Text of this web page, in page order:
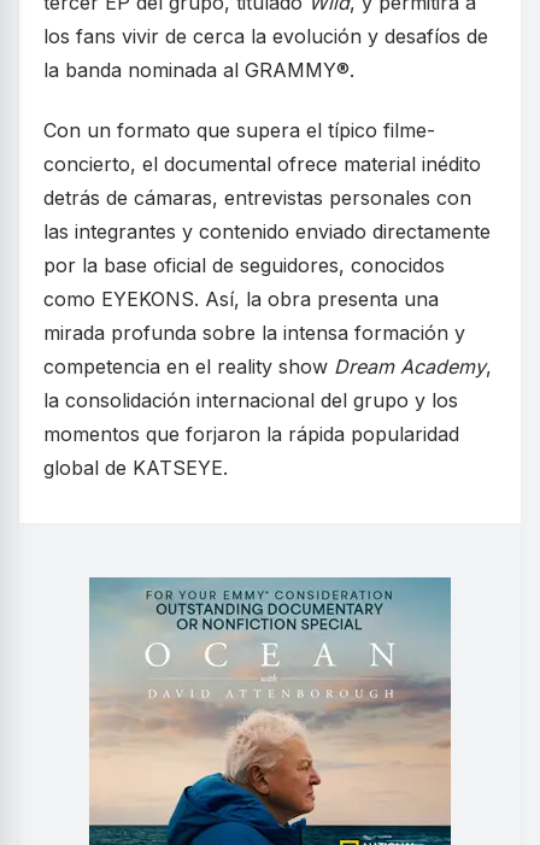
los fans vivir de cerca la evolución y desafíos de
la banda nominada al GRAMMY®.
Con un formato que supera el típico filme-
concierto, el documental ofrece material inédito
detrás de cámaras, entrevistas personales con
las integrantes y contenido enviado directamente
por la base oficial de seguidores, conocidos
como EYEKONS. Así, la obra presenta una
mirada profunda sobre la intensa formación y
competencia en el reality show Dream Academy,
la consolidación internacional del grupo y los
momentos que forjaron la rápida popularidad
global de KATSEYE.